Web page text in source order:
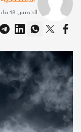
الخميس 18 يناير 2024 7:36